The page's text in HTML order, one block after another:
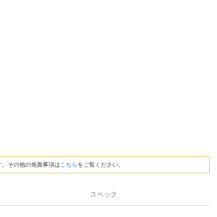
その他の免責事項はこちら をご覧ください。
スペック